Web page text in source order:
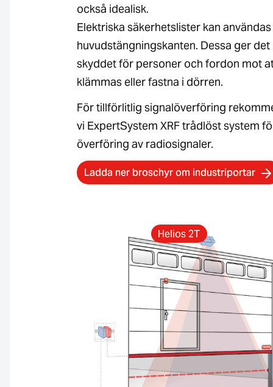
också idealisk.
Elektriska säkerhetslister kan
huvudstängningskanten. Dessa ger
skyddet för personer och fordon mot
klämmas eller fastna i dörren.
För tillförlitlig signalöverföring
vi ExpertSystem XRF trådlöst system
överföring av radiosignaler.
Ladda ner broschyr om industriportar
Helios 2T